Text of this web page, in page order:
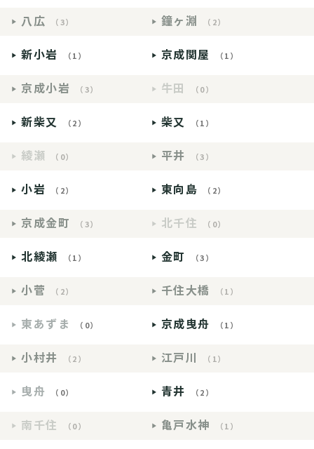
八広 （3） 鐘ヶ淵 （2）
新小岩 （1） 京成関屋 （1）
京成小岩 （3） 牛田 （0）
新柴又 （2） 柴又 （1）
綾瀬 （0） 平井 （3）
小岩 （2） 東向島 （2）
京成金町 （3） 北千住 （0）
北綾瀬 （1） 金町 （3）
小菅 （2） 千住大橋 （1）
東あずま （0） 京成曳舟 （1）
小村井 （2） 江戸川 （1）
曳舟 （0） 青井 （2）
南千住 （0） 亀戸水神 （1）